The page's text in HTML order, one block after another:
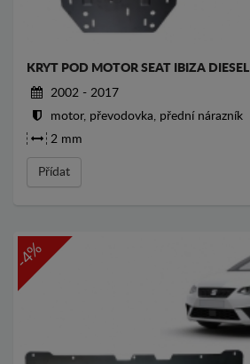
KRYT POD MOTOR SEAT IBIZA DIESEL
2002 - 2017
motor, převodovka, přední nárazník
2 mm
Přídat
-4%